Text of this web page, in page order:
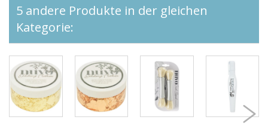
5 andere Produkte in der gleichen
Kategorie: